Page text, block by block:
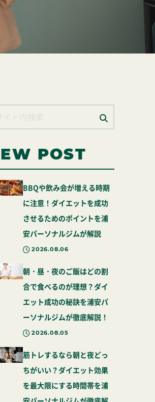
POST
BBQや飲み会が増える時期
に注意！ダイエットを成功
させるためのポイントを浦
安パーソナルジムが解説
2026.08.06
朝・昼・夜のご飯はどの割
合で食べるのが理想？ダイ
エット成功の秘訣を浦安パ
ーソナルジムが徹底解説！
2026.08.05
筋トレするなら朝と夜どっ
ちがいい？ダイエット効果
を最大限にする時間帯を浦